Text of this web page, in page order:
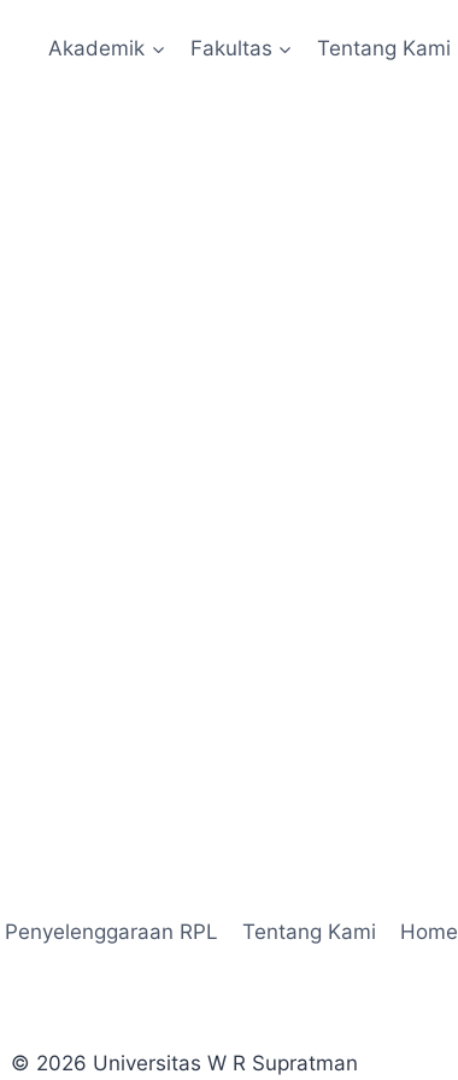
Akademik Fakultas Tentang Kami
RPL Tentang Kami Home
© 2026 Universitas W R Supratman